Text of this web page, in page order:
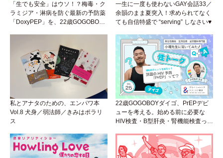
「生でも安全」はウソ！？梅毒・ク
ラミジア・淋病を防ぐ最新の予防薬
「DoxyPEP」を、22歳GOGOBOY
（Vol.26）
一生に一度も使わないGAY会話33／
余韻のまま夏突入！求められてなく
ても自信特盛で “serving” しなさい♥
私とアナタのための、エンパワ本
Vol.8 犬身／弱法師／きみはポラリ
ス
22歳GOGOBOYダイゴ、PrEPデビ
ューを考える。始める前に必要な
HIV検査・B型肝炎・腎機能検査っ
性トーク～聞きにくいことは小堀先
生に聞けばイイ！（Vol.25）